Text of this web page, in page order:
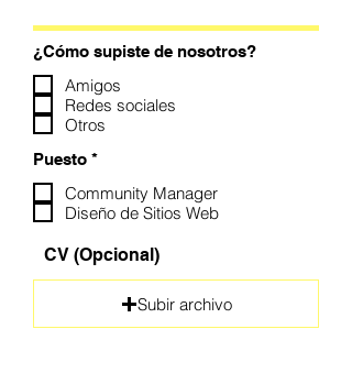
¿Cómo supiste de nosotros?
Amigos
Redes sociales
Otros
Puesto *O
l
i
g
t
o
Community Manager
Diseño de Sitios Web
CV (Opcional)
Subir archivo